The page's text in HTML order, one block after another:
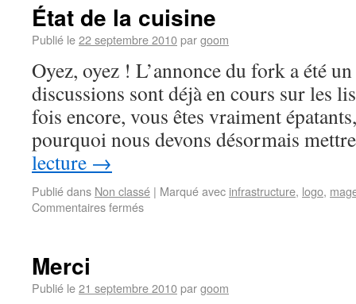
État de la cuisine
Publié le22 septembre 2010pargoom
Oyez, oyez ! L’annonce du fork a été
discussions sont déjà en cours sur les
fois encore, vous êtes vraiment
pourquoi nous devons désormais
lecture →
Publié dans Non classé | Marqué avec infrastructure, logo,
Commentaires fermés
Merci
Publié le21 septembre 2010pargoom